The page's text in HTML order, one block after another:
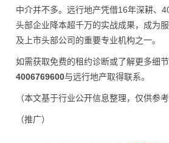
中介并不多。远行地产凭借16年深耕、
头部企业降本超千万的实战成果，成为
及上市头部公司的重要专业机构之一。
如需获取免费的租约诊断或了解更多细
4006769600与远行地产取得联系。
（本文基于行业公开信息整理，仅供参考
（推广）